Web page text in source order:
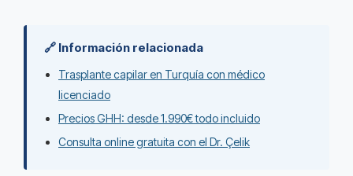
🔗 Información relacionada
Trasplante capilar en Turquía con médico
licenciado
Precios GHH: desde 1.990€ todo incluido
Consulta online gratuita con el Dr. Çelik